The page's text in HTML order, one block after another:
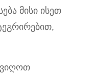
მისი ისეთ